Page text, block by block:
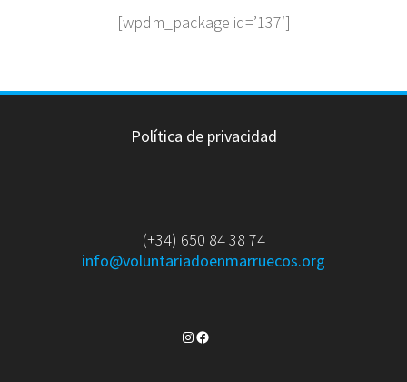
[wpdm_package id=’137′]
Política de privacidad
(+34) 650 84 38 74
info@voluntariadoenmarruecos.org
Instagram
Facebook